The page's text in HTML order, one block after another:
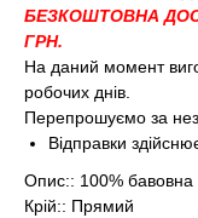
БЕЗКОШТОВНА
ГРН.
На даний момент
робочих днів.
Перепрошуємо за
Відправки
Опис:: 100% бавовна
Крій:: Прямий